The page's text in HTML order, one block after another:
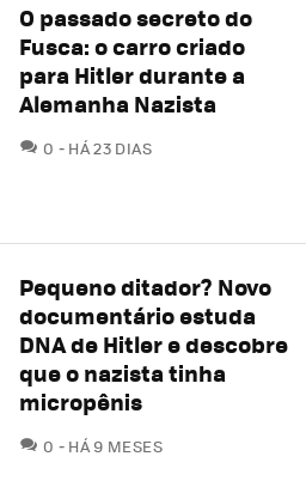
O passado secreto do
Fusca: o carro criado
para Hitler durante a
Alemanha Nazista
0 COMENTÁRIOS
HÁ 23 DIAS
Pequeno ditador? Novo
documentário estuda
DNA de Hitler e descobre
que o nazista tinha
micropênis
0 COMENTÁRIOS
HÁ 9 MESES